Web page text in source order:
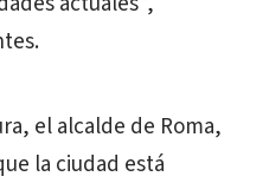
el alcalde de Roma,
la ciudad está